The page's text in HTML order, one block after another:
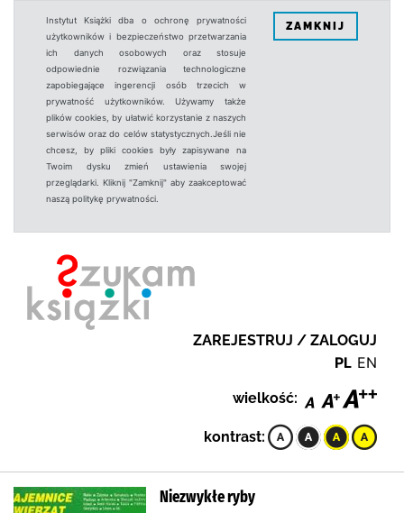
Instytut Książki dba o ochronę prywatności
użytkowników i bezpieczeństwo przetwarzania
ich danych osobowych oraz stosuje
odpowiednie rozwiązania technologiczne
zapobiegające ingerencji osób trzecich w
prywatność użytkowników. Używamy także
plików cookies, by ułatwić korzystanie z naszych
serwisów oraz do celów statystycznych.Jeśli nie
chcesz, by pliki cookies były zapisywane na
Twoim dysku zmień ustawienia swojej
przeglądarki. Kliknij "Zamknij" aby zaakceptować
naszą politykę prywatności.
ZAMKNIJ
ZAREJESTRUJ / ZALOGUJ
PL EN
wielkość:
kontrast:
Niezwykłe ryby